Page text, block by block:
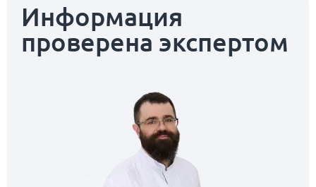
Информация
проверена экспертом